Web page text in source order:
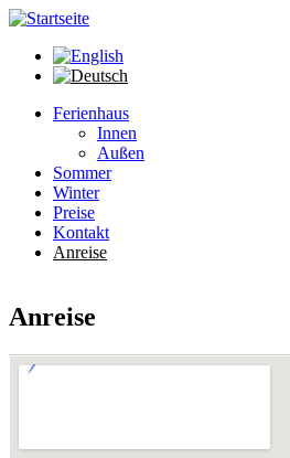
Direkt zum Inhalt
Ferienhaus
Innen
Außen
Sommer
Winter
Preise
Kontakt
Anreise
Anreise